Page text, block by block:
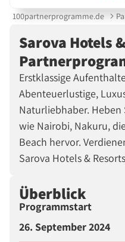
100partnerprogramme.de
Sarova Hotels
Erstklassige
Abenteuerlustige,
Naturliebhaber. Heben
wie Nairobi, Nakuru,
Beach hervor.
Sarova Hotels &
Überblick
Programmstart
26. September 2024